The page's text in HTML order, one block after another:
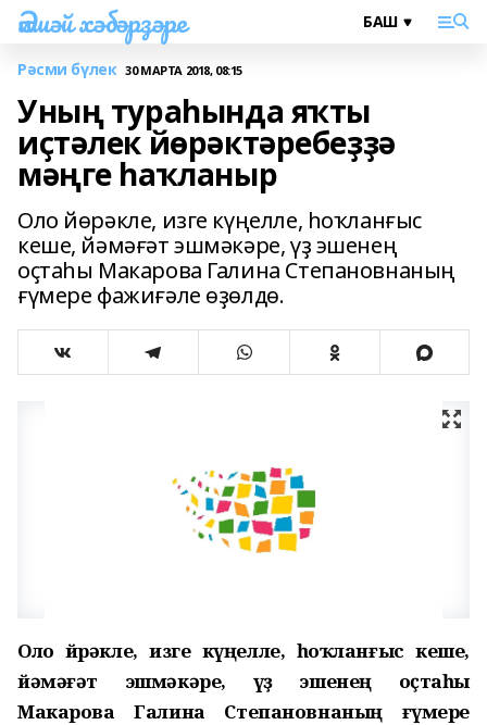
Әлшәй хәбәрҙәре
Рәсми бүлек 30 МАРТА 2018, 08:15
Уның тураһында яҡты
иҫтәлек йөрәктәребеҙҙә
мәңге һаҡланыр
Оло йөрәкле, изге күңелле, һоҡланғыс
кеше, йәмәғәт эшмәкәре, үҙ эшенең
оҫтаһы Макарова Галина Степановнаның
ғүмере фажиғәле өҙөлдө.
Оло йөрәкле, изге күңелле, һоҡланғыс кеше,
йәмәғәт эшмәкәре, үҙ эшенең оҫтаһы
Макарова Галина Степановнаның ғүмере